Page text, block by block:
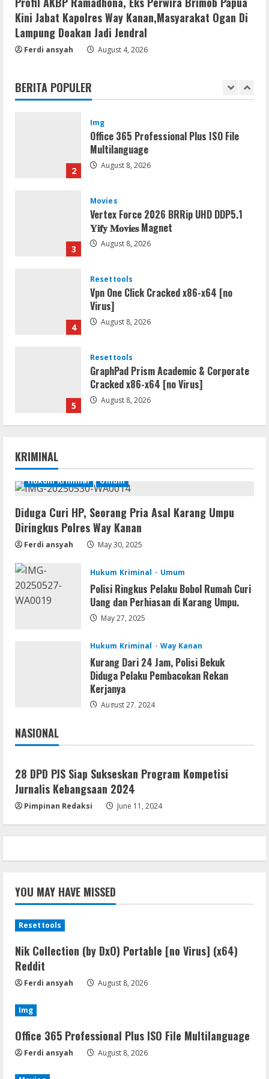
Kini Jabat Kapolres Way Kanan,Masyarakat Ogan Di
Lampung Doakan Jadi Jendral
Ferdi ansyah August 4, 2026
BERITA POPULER
5 August 8, 2026
1
Resettools
Nik Collection (by DxO) Portable [no
2
Img
Office 365 Professional Plus ISO File
Multilanguage
August 8, 2026
3
Movies
Vertex Force 2026 BRRip UHD DDP5.1
𝐘𝐢𝐟𝐲 𝐌𝐨𝐯𝐢𝐞𝐬 Magnet
August 8, 2026
4
Resettools
Vpn One Click Cracked x86-x64 [no
Virus]
August 8, 2026
5
Resettools
GraphPad Prism Academic & Corporate
Cracked x86-x64 [no Virus]
August 8, 2026
1
Img
Office 365 Professional Plus ISO File
Multilanguage
Movies
Vertex Force 2026 BRRip UHD DDP5.1
𝐘𝐢𝐟𝐲 𝐌𝐨𝐯𝐢𝐞𝐬 Magnet
Resettools
Vpn One Click Cracked x86-x64 [no
Virus]
5
Resettools
Cracked x86-x64 [no Virus]
August 8, 2026
KRIMINAL
Hukum Kriminal Umum
Diduga Curi HP, Seorang Pria Asal Karang Umpu
Diringkus Polres Way Kanan
Ferdi ansyah May 30, 2025
Hukum Kriminal Umum
Polisi Ringkus Pelaku Bobol Rumah Curi
Uang dan Perhiasan di Karang Umpu.
May 27, 2025
Hukum Kriminal Way Kanan
Kurang Dari 24 Jam, Polisi Bekuk
Diduga Pelaku Pembacokan Rekan
Kerjanya
August 27, 2024
NASIONAL
Jakarta
28 DPD PJS Siap Sukseskan Program Kompetisi
Jurnalis Kebangsaan 2024
Pimpinan Redaksi June 11, 2024
YOU MAY HAVE MISSED
Resettools
Nik Collection (by DxO) Portable [no Virus] (x64)
Reddit
Ferdi ansyah August 8, 2026
Img
Office 365 Professional Plus ISO File Multilanguage
Ferdi ansyah August 8, 2026